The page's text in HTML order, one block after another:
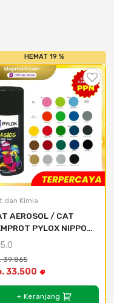
HEMAT 19 %
dan Kimia
AEROSOL / CAT
PYLOX NIPPON
- SEMUA WARNA
5.0
39.865
33.500
+ Keranjang